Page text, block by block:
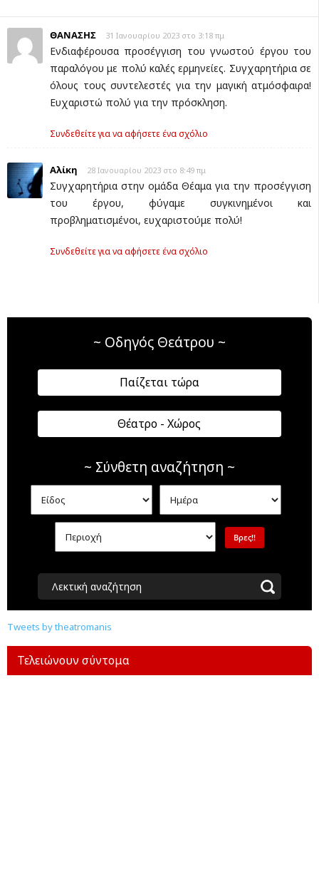
ΘΑΝΑΣΗΣ 31 Ιανουαρίου 2023 στο 3:18 πμ
Ενδιαφέρουσα προσέγγιση του γνωστού έργου του
παραλόγου με πολύ καλές ερμηνείες. Συγχαρητήρια σε
όλους τους συντελεστές για την μαγική ατμόσφαιρα!
Ευχαριστώ πολύ για την πρόσκληση.
Συνδεθείτε για να αφήσετε ένα σχόλιο
Αλίκη 28 Ιανουαρίου 2023 στο 8:49 πμ
Συγχαρητήρια στην ομάδα Θέαμα για την προσέγγιση
του έργου, φύγαμε συγκινημένοι και
προβληματισμένοι, ευχαριστούμε πολύ!
Συνδεθείτε για να αφήσετε ένα σχόλιο
~ Οδηγός Θεάτρου ~
Παίζεται τώρα
Θέατρο - Χώρος
~ Σύνθετη αναζήτηση ~
Λεκτική αναζήτηση
Tweets by theatromanis
Τελειώνουν σύντομα